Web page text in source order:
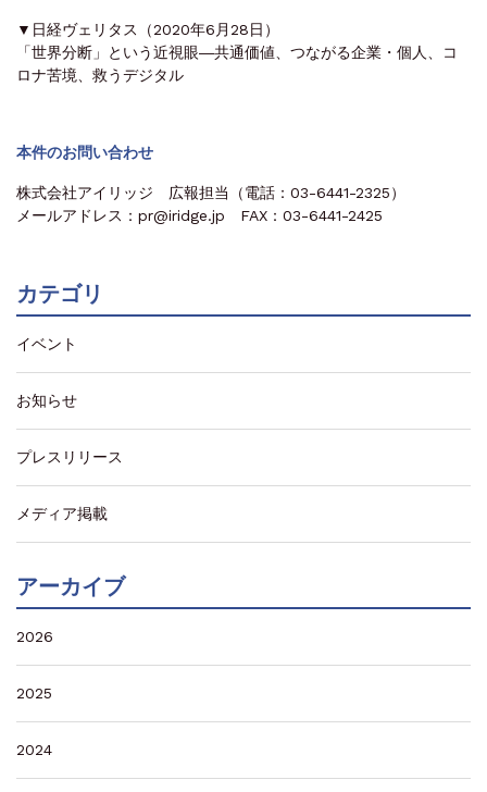
▼日経ヴェリタス（2020年6月28日）
「世界分断」という近視眼―共通価値、つながる企業・個人、コ
ロナ苦境、救うデジタル
本件のお問い合わせ
株式会社アイリッジ 広報担当（電話：03-6441-2325）
メールアドレス：pr@iridge.jp FAX：03-6441-2425
カテゴリ
イベント
お知らせ
プレスリリース
メディア掲載
アーカイブ
2026
2025
2024